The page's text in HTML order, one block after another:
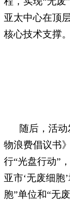
亚太中心在顶
核心技术支撑。
随后，活
物浪费倡议书
行“光盘行动”
亚市‘无废细胞
胞”单位和“无